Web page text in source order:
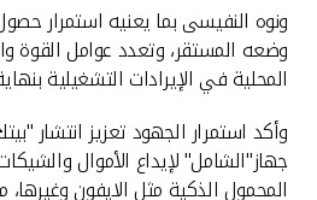
ونوه النفيسى بما يعنيه استمرار
وضعه المستقر، وتعدد عوامل القوة
المحلية في الإيرادات التشغيلية
وأكد استمرار الجهود تعزيز
المحمول الذكية مثل الايفون